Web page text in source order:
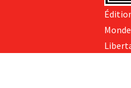
Monde